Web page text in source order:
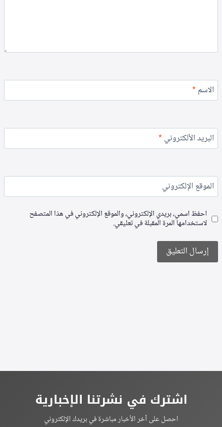
الاسم*
البريد الألكتروني*
الموقع الإلكتروني
احفظ اسمي، بريدي الإلكتروني، والموقع الإلكتروني في هذا المتصفح
لاستخدامها المرة المقبلة في تعليقي.
اشترك في نشرتنا الإخبارية
احصل على آخر الأخبار مباشرة في بريدك الإلكتروني